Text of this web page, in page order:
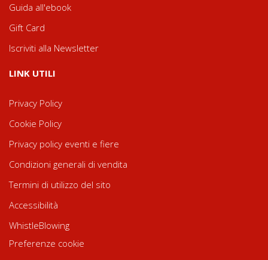
Guida all'ebook
Gift Card
Iscriviti alla Newsletter
LINK UTILI
Privacy Policy
Cookie Policy
Privacy policy eventi e fiere
Condizioni generali di vendita
Termini di utilizzo del sito
Accessibilità
WhistleBlowing
Preferenze cookie